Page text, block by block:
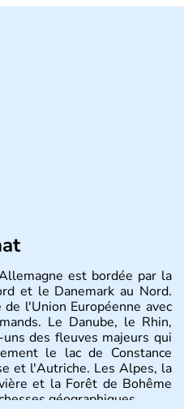
est bordée par la
et le Danemark au Nord.
l'Union Européenne avec
Le Danube, le Rhin,
des fleuves majeurs qui
le lac de Constance
et l'Autriche. Les Alpes, la
et la Forêt de Bohême
géographiques.